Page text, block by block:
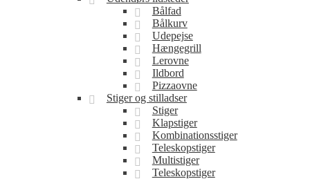
Bålfad
Bålkurv
Udepejse
Hængegrill
Lerovne
Ildbord
Pizzaovne
Stiger og stilladser
Stiger
Klapstiger
Kombinationsstiger
Teleskopstiger
Multistiger
Teleskopstiger